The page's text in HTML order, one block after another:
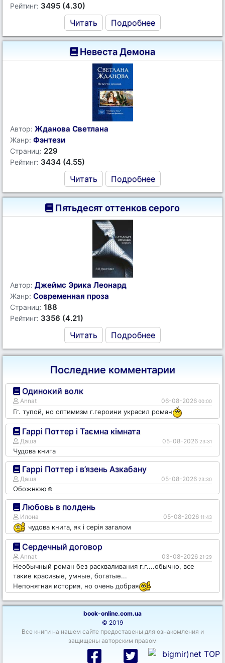
Рейтинг: 3495 (4.30)
Читать Подробнее
Невеста Демона
Автор: Жданова Светлана
Жанр: Фэнтези
Страниц: 229
Рейтинг: 3434 (4.55)
Читать Подробнее
Пятьдесят оттенков серого
Автор: Джеймс Эрика Леонард
Жанр: Современная проза
Страниц: 188
Рейтинг: 3356 (4.21)
Читать Подробнее
Последние комментарии
Одинокий волк
Annat 06-08-2026 00:00
Гг. тупой, но оптимизм г.героини украсил роман
Гаррі Поттер і Таємна кімната
Даша 05-08-2026 23:31
Чудова книга
Гаррі Поттер і в’язень Азкабану
Даша 05-08-2026 23:30
Обожнюю☺️
Любовь в полдень
Илона 05-08-2026 11:43
чудова книга, як і серія загалом
Сердечный договор
Annat 03-08-2026 21:29
Необычный роман без расхваливания г.г....обычно, все
такие красивые, умные, богатые...
Непонятная история, но очень добрая
book-online.com.ua
© 2019
Все книги на нашем сайте предоставены для ознакомления и
защищены авторским правом